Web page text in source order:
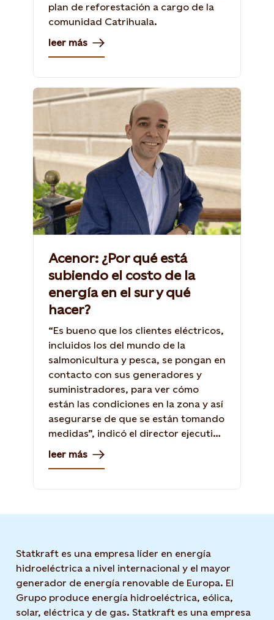
plan de reforestación a cargo de la
comunidad Catrihuala.
leer más
Acenor: ¿Por qué está
subiendo el costo de la
energía en el sur y qué
hacer?
“Es bueno que los clientes eléctricos,
incluidos los del mundo de la
salmonicultura y pesca, se pongan en
contacto con sus generadores y
suministradores, para ver cómo
están las condiciones en la zona y así
asegurarse de que se están tomando
medidas”, indicó el director ejecutivo
de Acenor, Javier Bustos.
leer más
Statkraft es una empresa líder en energía
hidroeléctrica a nivel internacional y el mayor
generador de energía renovable de Europa. El
Grupo produce energía hidroeléctrica, eólica,
solar, eléctrica y de gas. Statkraft es una empresa